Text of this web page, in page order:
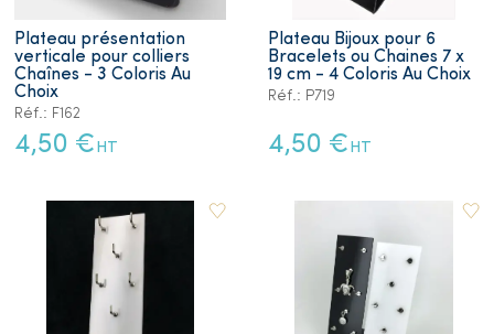
Plateau présentation
verticale pour colliers
Chaînes - 3 Coloris Au
Choix
Réf.: F162
4,50 € HT
Plateau Bijoux pour 6
Bracelets ou Chaines 7 x
19 cm - 4 Coloris Au Choix
Réf.: P719
4,50 € HT